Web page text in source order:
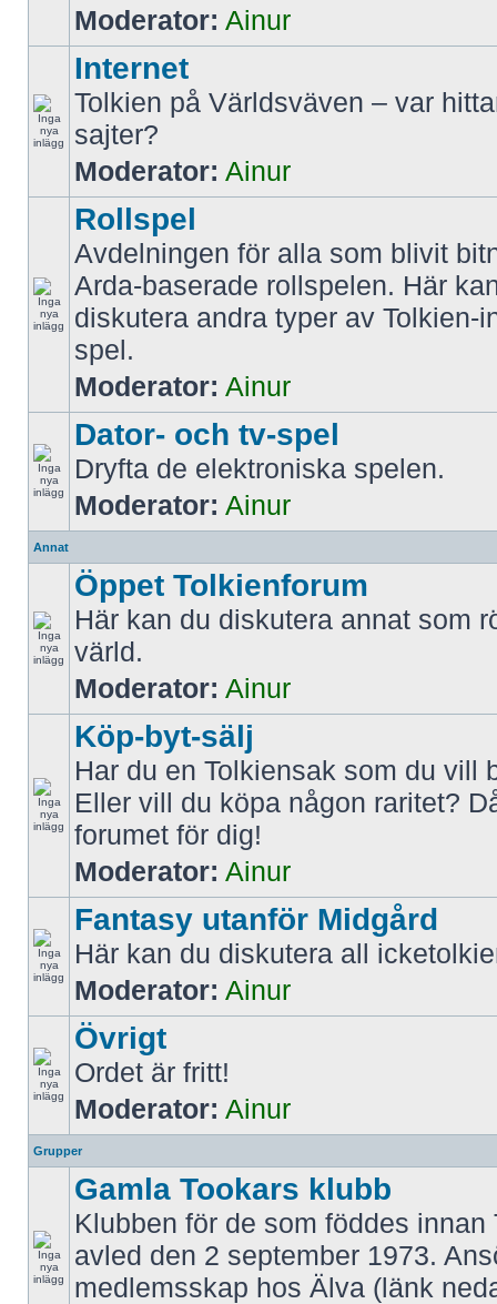
Moderator: Ainur
Internet
Tolkien på Världsväven – var
sajter?
Moderator: Ainur
Rollspel
Avdelningen för alla som blivit
Arda-baserade rollspelen. Här
diskutera andra typer av Tolkien-
spel.
Moderator: Ainur
Dator- och tv-spel
Dryfta de elektroniska spelen.
Moderator: Ainur
Annat
Öppet Tolkienforum
Här kan du diskutera annat som
värld.
Moderator: Ainur
Köp-byt-sälj
Har du en Tolkiensak som du vill
Eller vill du köpa någon raritet?
forumet för dig!
Moderator: Ainur
Fantasy utanför Midgård
Här kan du diskutera all
Moderator: Ainur
Övrigt
Ordet är fritt!
Moderator: Ainur
Grupper
Gamla Tookars klubb
Klubben för de som föddes innan
avled den 2 september 1973.
medlemsskap hos Älva (länk